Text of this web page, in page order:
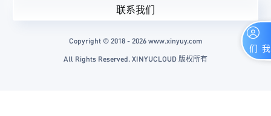
联系我们
Copyright © 2018 - 2026 www.xinyuy.com
All Rights Reserved. XINYUCLOUD 版权所有
联系我们